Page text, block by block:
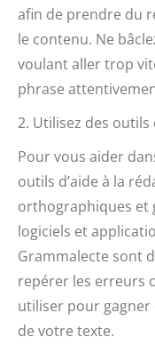
afin de prendre du
le contenu. Ne
voulant aller trop
phrase
2. Utilisez des outils
Pour vous aider
outils d’aide à la
orthographiques et
logiciels et
Grammalecte sont
repérer les erreurs
utiliser pour
de votre texte.